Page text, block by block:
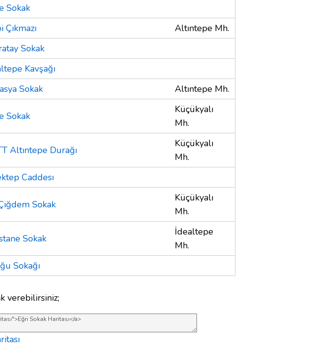
Sokak
Çıkmazı
Altıntepe Mh.
Sokak
Kavşağı
Sokak
Altıntepe Mh.
Sokak
Küçükyalı
Mh.
Altıntepe Durağı
Küçükyalı
Mh.
Caddesı
Sokak
Küçükyalı
Mh.
Sokak
İdealtepe
Mh.
Sokağı
verebilirsiniz;